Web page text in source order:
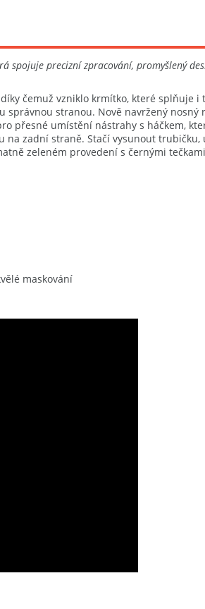
spojuje precizní zpracování, promyšlený
čemuž vzniklo krmítko, které
stranou. Nově navržený
přesné umístění nástrahy s háčkem,
zadní straně. Stačí vysunout
zeleném provedení s černými
maskování